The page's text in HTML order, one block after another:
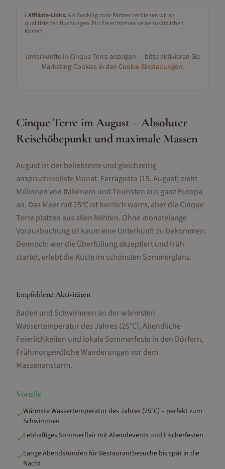
ℹ️ Affiliate-Links:Als Booking.com-Partner verdienen wir an
qualifizierten Buchungen. Für Sie entstehen keine zusätzlichen
Kosten.
Unterkünfte in Cinque Terre anzeigen — bitte aktivieren Sie
Marketing-Cookies in den Cookie-Einstellungen.
Cinque Terre im August – Absoluter
Reisehöhepunkt und maximale Massen
August ist der beliebteste und gleichzeitig
anspruchsvollste Monat. Ferragosto (15. August) zieht
Millionen von Italienern und Touristen aus ganz Europa
an. Das Meer mit 25°C ist herrlich warm, aber die Cinque
Terre platzen aus allen Nähten. Ohne monatelange
Vorausbuchung ist kaum eine Unterkunft zu bekommen.
Dennoch: wer die Überfüllung akzeptiert und früh
startet, erlebt die Küste im schönsten Sommerglanz.
Empfohlene Aktivitäten
Baden und Schwimmen an der wärmsten
Wassertemperatur des Jahres (25°C), Abendliche
Feierlichkeiten und lokale Sommerfeste in den Dörfern,
Frühmorgendliche Wanderungen vor dem
Massenansturm.
Vorteile
✓Wärmste Wassertemperatur des Jahres (25°C) – perfekt zum
Schwimmen
✓Lebhaftiges Sommerflair mit Abendevents und Fischerfesten
✓Lange Abendstunden für Restaurantbesuche bis spät in die
Nacht